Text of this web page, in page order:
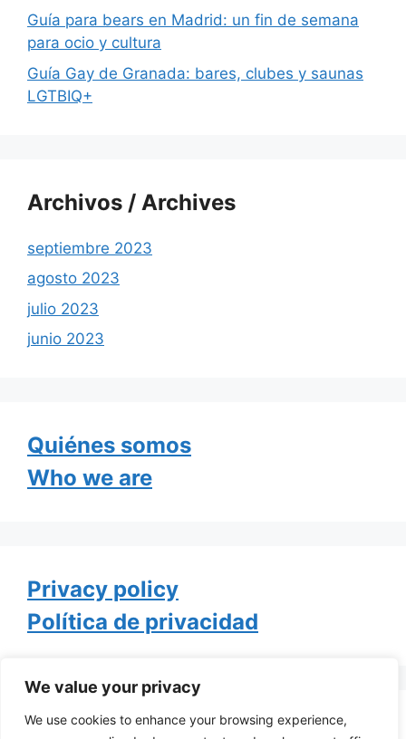
We value your privacy
We use cookies to enhance your browsing experience,
Guía para bears en Madrid: un fin de semana
para ocio y cultura
Guía Gay de Granada: bares, clubes y saunas
LGTBIQ+
Archivos / Archives
septiembre 2023
agosto 2023
julio 2023
junio 2023
Quiénes somos
Who we are
Privacy policy
Política de privacidad
Tweets by TheGayOfLife